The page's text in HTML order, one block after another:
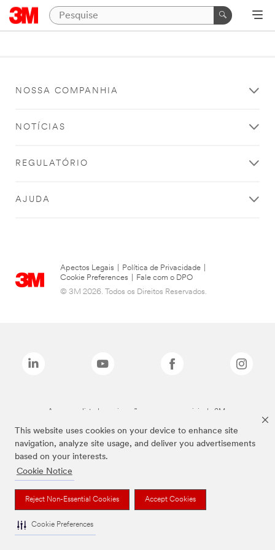
This website uses cookies on your device to enhance site
navigation, analyze site usage, and deliver you advertisements
based on your interests.
Cookie Notice
Reject Non-Essential Cookies Accept Cookies
Cookie Preferences
NOSSA COMPANHIA
NOTÍCIAS
REGULATÓRIO
AJUDA
Apectos Legais Política de Privacidade
Cookie Preferences
Fale com o DPO
© 3M 2026. Todos os Direitos Reservados.
As marcas listadas a cima são marcas comerciais da 3M.